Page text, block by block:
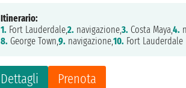
Dettagli Prenota
Itinerario:
1. Fort Lauderdale,2. navigazione,3. Costa Maya,4.
8. George Town,9. navigazione,10. Fort Lauderdale